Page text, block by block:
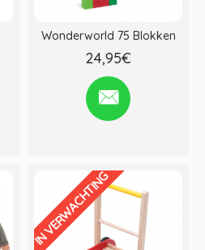
Wonderworld 75 Blokken
24,95€
IN VERWACHTING